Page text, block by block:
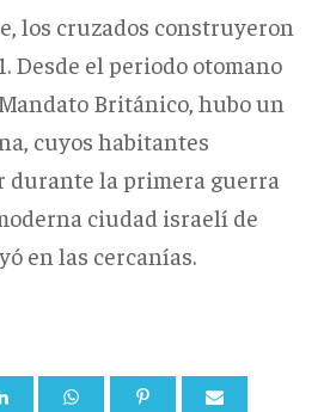
los cruzados construyeron
Desde el periodo otomano
Británico, hubo un
cuyos habitantes
la primera guerra
ciudad israelí de
en las cercanías.